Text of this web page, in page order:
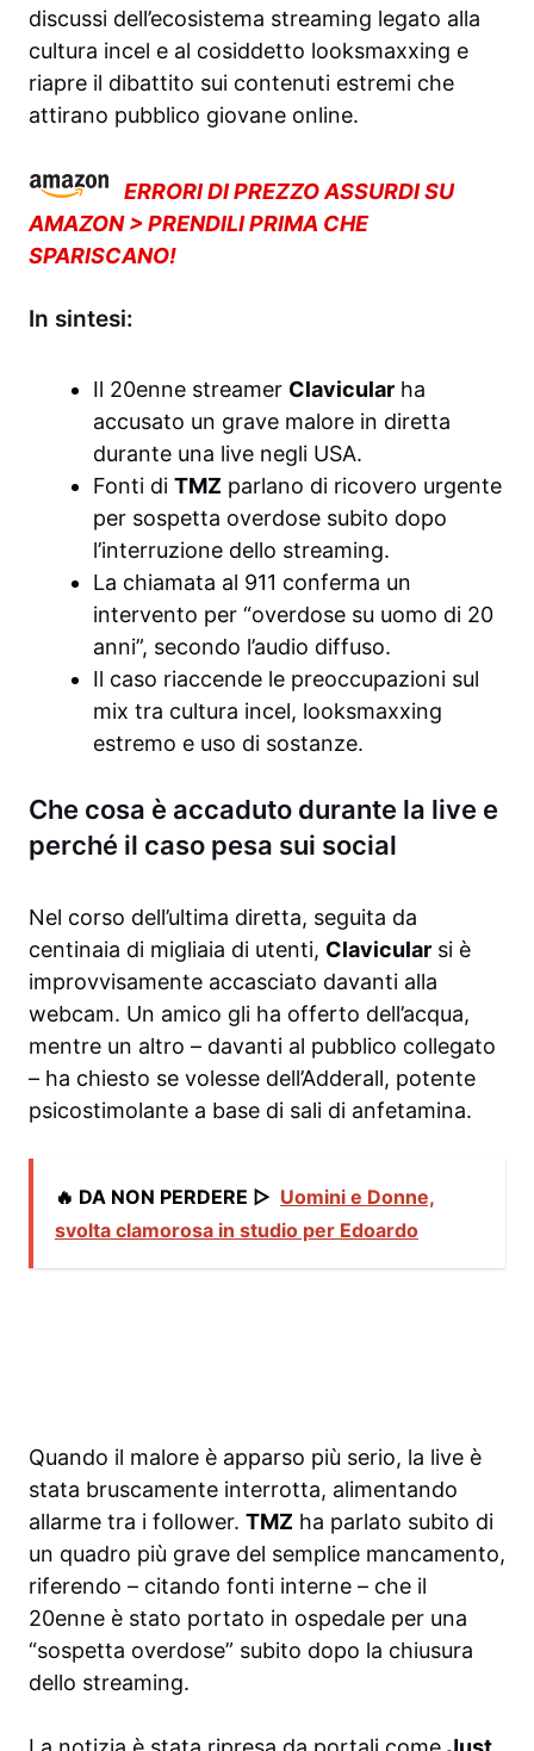
discussi dell’ecosistema streaming legato alla
cultura incel e al cosiddetto looksmaxxing e
riapre il dibattito sui contenuti estremi che
attirano pubblico giovane online.
ERRORI DI PREZZO ASSURDI SU
AMAZON > PRENDILI PRIMA CHE
SPARISCANO!
In sintesi:
Il 20enne streamer Clavicular ha
accusato un grave malore in diretta
durante una live negli USA.
Fonti di TMZ parlano di ricovero urgente
per sospetta overdose subito dopo
l’interruzione dello streaming.
La chiamata al 911 conferma un
intervento per “overdose su uomo di 20
anni”, secondo l’audio diffuso.
Il caso riaccende le preoccupazioni sul
mix tra cultura incel, looksmaxxing
estremo e uso di sostanze.
Che cosa è accaduto durante la live e
perché il caso pesa sui social
Nel corso dell’ultima diretta, seguita da
centinaia di migliaia di utenti, Clavicular si è
improvvisamente accasciato davanti alla
webcam. Un amico gli ha offerto dell’acqua,
mentre un altro – davanti al pubblico collegato
– ha chiesto se volesse dell’Adderall, potente
psicostimolante a base di sali di anfetamina.
🔥 DA NON PERDERE ▷ Uomini e Donne,
svolta clamorosa in studio per Edoardo
Quando il malore è apparso più serio, la live è
stata bruscamente interrotta, alimentando
allarme tra i follower. TMZ ha parlato subito di
un quadro più grave del semplice mancamento,
riferendo – citando fonti interne – che il
20enne è stato portato in ospedale per una
“sospetta overdose” subito dopo la chiusura
dello streaming.